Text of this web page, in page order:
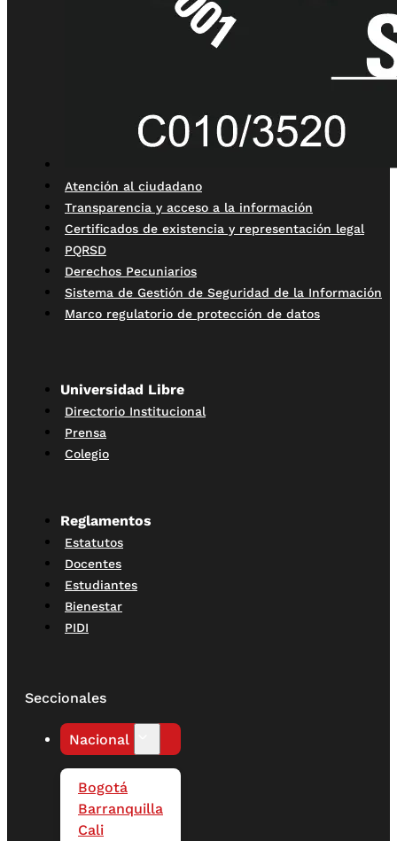
Atención al ciudadano
Transparencia y acceso a la información
Certificados de existencia y representación legal
PQRSD
Derechos Pecuniarios
Sistema de Gestión de Seguridad de la Información
Marco regulatorio de protección de datos
Universidad Libre
Directorio Institucional
Prensa
Colegio
Reglamentos
Estatutos
Docentes
Estudiantes
Bienestar
PIDI
Seccionales
Nacional
Bogotá
Barranquilla
Cali